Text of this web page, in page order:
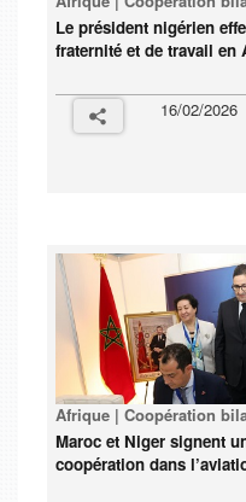
Le président nigérien
fraternité et de travail en
16/02/2026
Afrique | Coopération
Maroc et Niger signent
coopération dans